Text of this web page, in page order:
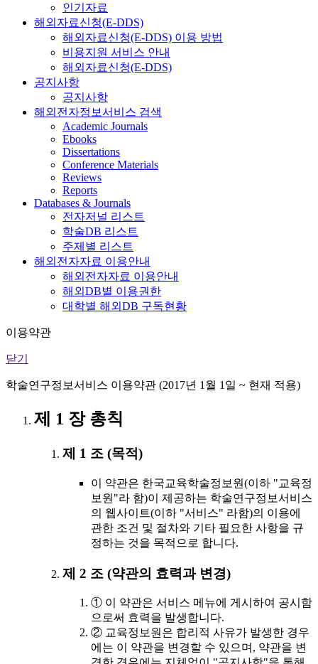
인기자료
해외자료신청(E-DDS)
해외자료신청(E-DDS) 이용 방법
비용지원 서비스 안내
해외자료신청(E-DDS)
공지사항
공지사항
해외전자정보서비스 검색
Academic Journals
Ebooks
Dissertations
Conference Materials
Reviews
Reports
Databases & Journals
전자저널 리스트
학술DB 리스트
주제별 리스트
해외전자자료 이용안내
해외전자자료 이용안내
해외DB별 이용권한
대학별 해외DB 구독현황
이용약관
닫기
학술연구정보서비스 이용약관 (2017년 1월 1일 ~ 현재 적용)
제 1 장 총칙
제 1 조 (목적)
이 약관은 한국교육학술정보원(이하 "교육정
보원"라 함)이 제공하는 학술연구정보서비스
의 웹사이트(이하 "서비스" 라함)의 이용에
관한 조건 및 절차와 기타 필요한 사항을 규
정하는 것을 목적으로 합니다.
제 2 조 (약관의 효력과 변경)
① 이 약관은 서비스 메뉴에 게시하여 공시함
으로써 효력을 발생합니다.
② 교육정보원은 합리적 사유가 발생한 경우
에는 이 약관을 변경할 수 있으며, 약관을 변